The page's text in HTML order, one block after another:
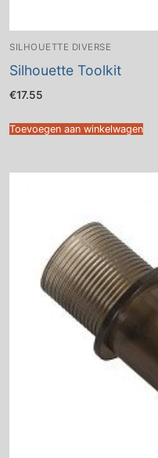
SILHOUETTE DIVERSE
Silhouette Toolkit
€17.55
Toevoegen aan winkelwagen